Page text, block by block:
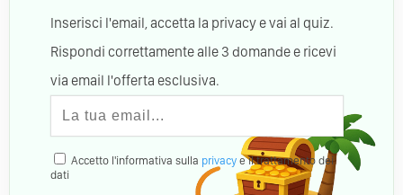
Inserisci l'email, accetta la privacy e vai al quiz.
Rispondi correttamente alle 3 domande e ricevi
via email l'offerta esclusiva.
Accetto l'informativa sulla privacy e il trattamento dei
dati